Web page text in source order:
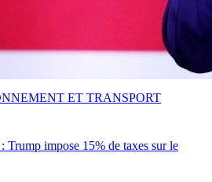
Trump impose 15% de taxes sur le
ET TRANSPORT